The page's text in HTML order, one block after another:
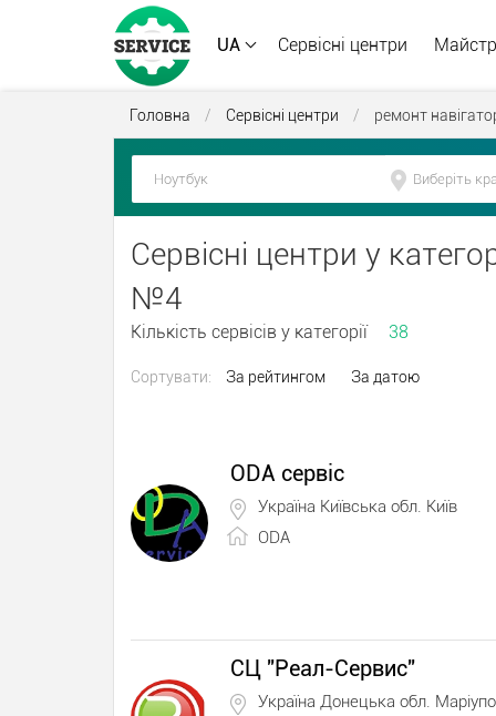
UA Сервісні центри
Головна / Сервісні центри / ремонт
Сервісні центри у
№4
Кількість сервісів у категорії 38
Сортувати: За рейтингом За датою
ODA сервіс
Україна Київська обл. Київ
ODA
СЦ "Реал-Сервис"
Україна Донецька обл.